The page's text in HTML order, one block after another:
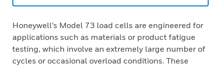
Honeywell’s Model 73 load cells are engineered for
applications such as materials or product fatigue
testing, which involve an extremely large number of
cycles or occasional overload conditions. These